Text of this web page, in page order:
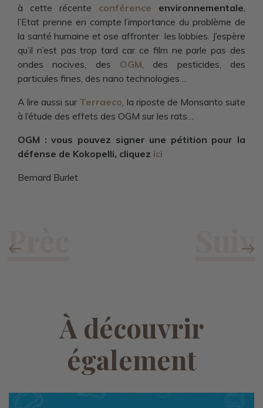
à cette récente conférence environnementale,
l’Etat prenne en compte l’importance du problème de
la santé humaine et ose affronter les lobbies. J’espère
qu’il n’est pas trop tard car ce film ne parle pas des
ondes nocives, des OGM, des pesticides, des
particules fines, des nano technologies…
A lire aussi sur Terraeco, la riposte de Monsanto suite
à l’étude des effets des OGM sur les rats…
OGM : vous pouvez signer une pétition pour la
défense de Kokopelli, cliquez ici
Bernard Burlet
À découvrir
également